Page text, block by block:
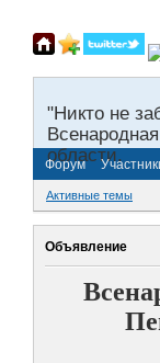
"Никто не
области.
Форум
Активные темы
Объявление